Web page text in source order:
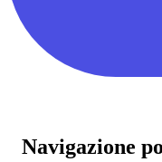
Navigazione